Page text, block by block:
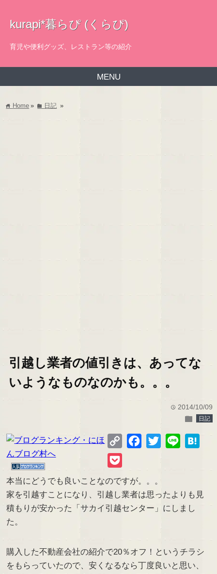
kurapi*暮らぴ (くらぴ)
育児や便利グッズ、レストラン等の紹介
MENU
home Home » folder 日記 »
引越し業者の値引きは、あってな
いようなものなのかも。。。
time 2014/10/09
folder 日記
Copy
Facebook
Twitter Line
本当にどうでも良いことなのですが。。。
家を引越すことになり、引越し業者は思ったよりも見
積もりが安かった「サカイ引越センター」にしまし
た。
購入した不動産会社の紹介で20％オフ！というチラシ
をもらっていたので、安くなるなら丁度良いと思い、